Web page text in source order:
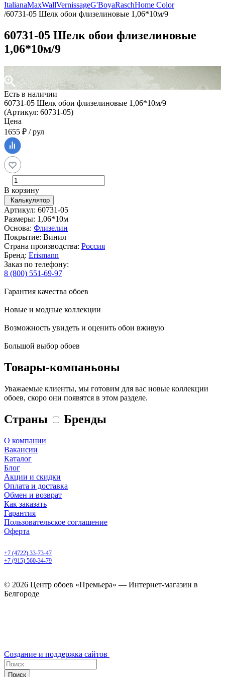
ItalianaMaxWallVernissageG'BoyaRaschHome Color
/60731-05 Шелк обои флизелиновые 1,06*10м/9
60731-05 Шелк обои флизелиновые
1,06*10м/9
Есть в наличии
60731-05 Шелк обои флизелиновые 1,06*10м/9
(Артикул: 60731-05)
Цена
1655 ₽ / рул
В корзину
Калькулятор
Артикул: 60731-05
Размеры: 1,06*10м
Основа: Флизелин
Покрытие: Винил
Страна производства: Россия
Бренд: Erismann
Заказ по телефону:
8 (800) 551-69-97
Гарантия качества обоев
Новые и модные коллекции
Возможность увидеть и оценить обои вживую
Большой выбор обоев
Товары-компаньоны
Уважаемые клиенты, мы готовим для вас новые коллекции
обоев, скоро они появятся в этом разделе.
Страны Бренды
О компании
Вакансии
Каталог
Блог
Акции и скидки
Оплата и доставка
Обмен и возврат
Как заказать
Гарантия
Пользовательское соглашение
Оферта
+7 (4722) 33-73-47
+7 (915) 560-34-79
© 2026 Центр обоев «Премьера» — Интернет-магазин в
Белгороде
Создание и поддержка сайтов
Поиск